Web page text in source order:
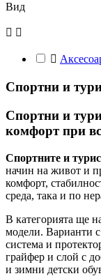
Вид
 

Спортни и
Спортни и
комфорт при
Спортните и
начин на живот и
комфорт,
среда, така и по
В категорията ще
модели. Варианти
система и
грайфер и слой с
и зимни детски